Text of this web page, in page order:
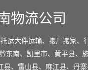
物流公司
大件运输、搬厂搬家、
东南、 凯里市、 黄平县、
县、 雷山县、 麻江县、 丹